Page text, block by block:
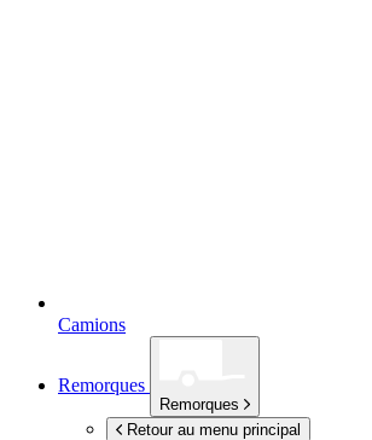
Camions
Remorques
Remorques
Retour au menu principal